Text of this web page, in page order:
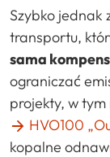
Szybko jednak
transportu,
sama
ograniczać
projekty, w
HVO100
kopalne